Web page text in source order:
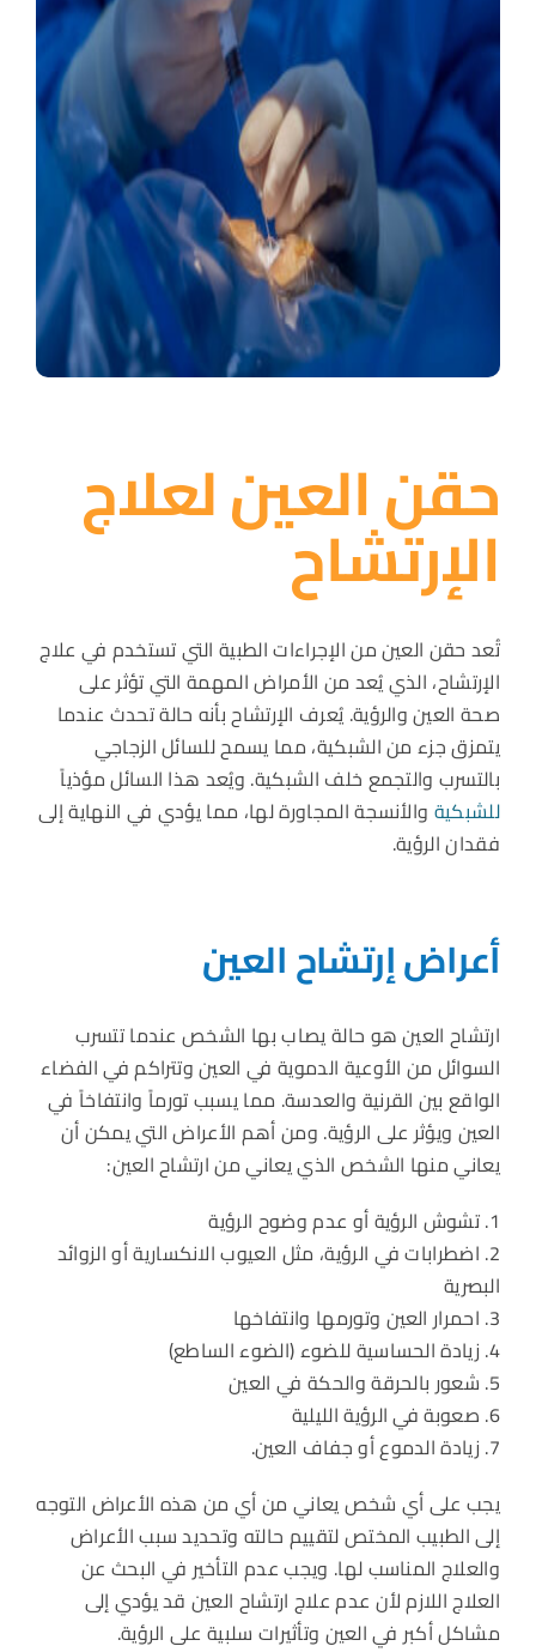
إتصل بنا
العربية
حقن العين لعلاج
الإرتشاح
تُعد حقن العين من الإجراءات الطبية التي تستخدم في علاج
الإرتشاح، الذي يُعد من الأمراض المهمة التي تؤثر على
صحة العين والرؤية. يُعرف الإرتشاح بأنه حالة تحدث عندما
يتمزق جزء من الشبكية، مما يسمح للسائل الزجاجي
بالتسرب والتجمع خلف الشبكية. ويُعد هذا السائل مؤذياً
للشبكية والأنسجة المجاورة لها، مما يؤدي في النهاية إلى
فقدان الرؤية.
أعراض إرتشاح العين
ارتشاح العين هو حالة يصاب بها الشخص عندما تتسرب
السوائل من الأوعية الدموية في العين وتتراكم في الفضاء
الواقع بين القرنية والعدسة. مما يسبب تورماً وانتفاخاً في
العين ويؤثر على الرؤية. ومن أهم الأعراض التي يمكن أن
يعاني منها الشخص الذي يعاني من ارتشاح العين:
1. تشوش الرؤية أو عدم وضوح الرؤية
2. اضطرابات في الرؤية، مثل العيوب الانكسارية أو الزوائد
البصرية
3. احمرار العين وتورمها وانتفاخها
4. زيادة الحساسية للضوء (الضوء الساطع)
5. شعور بالحرقة والحكة في العين
6. صعوبة في الرؤية الليلية
7. زيادة الدموع أو جفاف العين.
يجب على أي شخص يعاني من أي من هذه الأعراض التوجه
إلى الطبيب المختص لتقييم حالته وتحديد سبب الأعراض
والعلاج المناسب لها. ويجب عدم التأخير في البحث عن
العلاج اللازم لأن عدم علاج ارتشاح العين قد يؤدي إلى
مشاكل أكبر في العين وتأثيرات سلبية على الرؤية.